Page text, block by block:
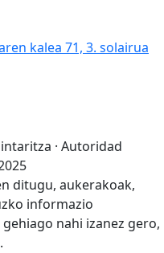
kalea 71, 3. solairua
· Autoridad
ditugu, aukerakoak,
informazio
nahi izanez gero,
.